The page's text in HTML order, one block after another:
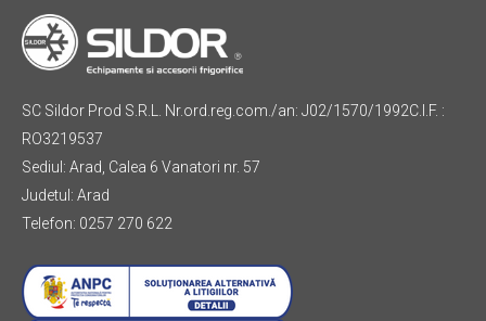
SC Sildor Prod S.R.L. Nr.ord.reg.com./an: J02/1570/1992C.I.F. :
RO3219537
Sediul: Arad, Calea 6 Vanatori nr. 57
Judetul: Arad
Telefon: 0257 270 622